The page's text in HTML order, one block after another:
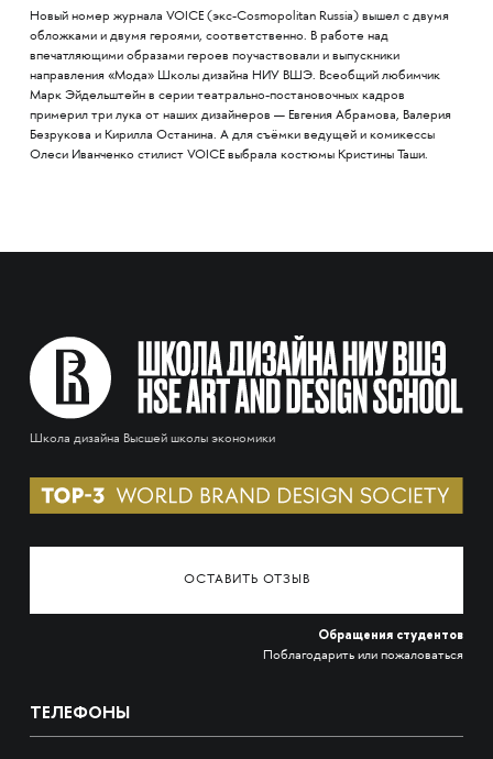
Новый номер журнала VOICE (экс-Cosmopolitan Russia) вышел с двумя
обложками и двумя героями, соответственно. В работе над
впечатляющими образами героев поучаствовали и выпускники
направления «Мода» Школы дизайна НИУ ВШЭ. Всеобщий любимчик
Марк Эйдельштейн в серии театрально-постановочных кадров
примерил три лука от наших дизайнеров — Евгения Абрамова, Валерия
Безрукова и Кирилла Останина. А для съёмки ведущей и комикессы
Олеси Иванченко стилист VOICE выбрала костюмы Кристины Таши.
Школа дизайна Высшей школы экономики
ОСТАВИТЬ ОТЗЫВ
Обращения студентов
Поблагодарить или пожаловаться
ТЕЛЕФОНЫ